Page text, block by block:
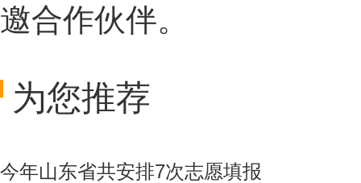
邀合作伙伴。
为您推荐
今年山东省共安排7次志愿填报